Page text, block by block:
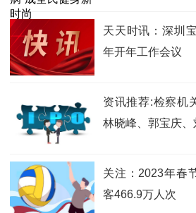
天天时讯：深圳
年开年工作会议
资讯推荐:检察机
林晓峰、郭宝庆
关注：2023年春
客466.9万人次